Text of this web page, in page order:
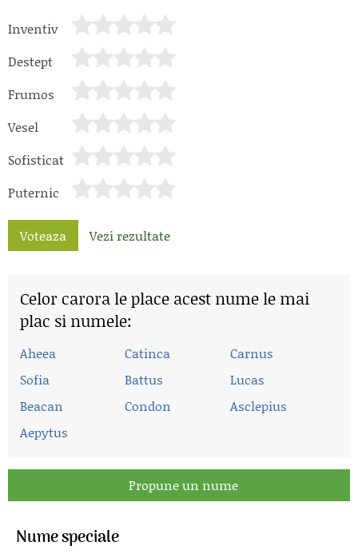
Inventiv
Destept
Frumos
Vesel
Sofisticat
Puternic
Voteaza Vezi rezultate
Celor carora le place acest nume le mai
plac si numele:
Aheea Catinca
Carnus
Sofia
Battus
Lucas
Beacan
Condon
Asclepius
Aepytus
Propune un nume
Nume speciale